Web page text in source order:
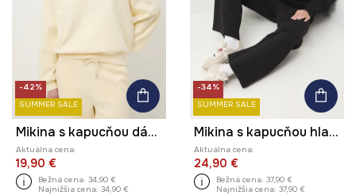
-42%
SUMMER SALE
Mikina s kapucňou dámska
Aktuálna cena:
19,90 €
Bežná cena: 34,90 €
Najnižšia cena: 34,90 €
-34%
SUMMER SALE
Mikina s kapucňou hladká
Aktuálna cena:
24,90 €
Bežná cena: 37,90 €
Najnižšia cena: 37,90 €